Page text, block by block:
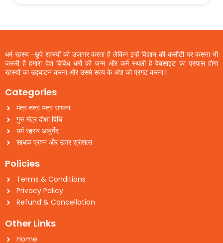
धर्म रहस्य -छुपे रहस्यों को उजागर करता है लेकिन इन्हें विज्ञान की कसौटी पर कसना भी
जरूरी है हमारा देश विविध धर्मो की जन्म और कर्म स्थली है वैबसाइट का प्रयास होगा
रहस्यों का उद्घाटन करना और उसमे सत्य के अंश को प्रगट करना l
Categories
मंत्र तंत्र यंत्र साधना
गुरु मंत्र दीक्षा विधि
धर्म रहस्य आयुर्वेद
साधक प्रश्न और उत्तर श्रंखला
Policies
Terms & Conditions
Privacy Policy
Refund & Cancellation
Other Links
Home